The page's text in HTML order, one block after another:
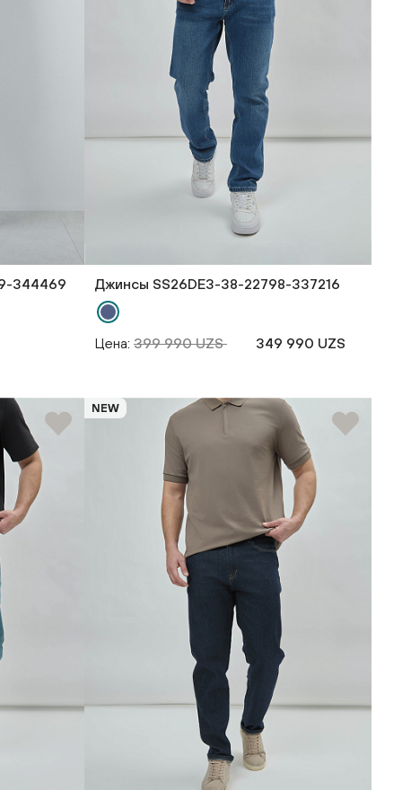
344469 Джинсы SS26DE3-38-22798-337216
Цена: 399 990 UZS 349 990 UZS
NEW